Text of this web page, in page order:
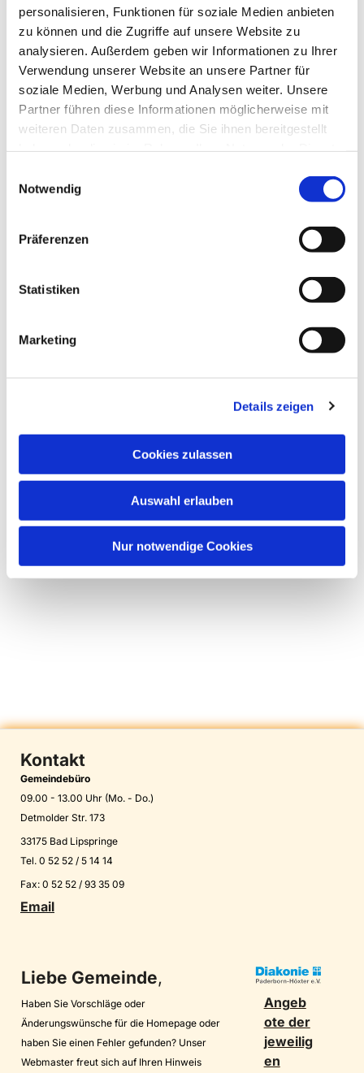
personalisieren, Funktionen für soziale Medien anbieten
zu können und die Zugriffe auf unsere Website zu
analysieren. Außerdem geben wir Informationen zu Ihrer
Verwendung unserer Website an unsere Partner für
soziale Medien, Werbung und Analysen weiter. Unsere
Partner führen diese Informationen möglicherweise mit
weiteren Daten zusammen, die Sie ihnen bereitgestellt
Notwendig
Präferenzen
Statistiken
Marketing
Details zeigen
Cookies zulassen
Auswahl erlauben
Nur notwendige Cookies
Kontakt
Gemeindebüro
09.00 - 13.00 Uhr (Mo. - Do.)
Detmolder Str. 173
33175 Bad Lipspringe
Tel. 0 52 52 / 5 14 14
Fax: 0 52 52 / 93 35 09
Email
Liebe Gemeinde,
Haben Sie Vorschläge oder
Änderungswünsche für die Homepage oder
haben Sie einen Fehler gefunden? Unser
Webmaster freut sich auf Ihren Hinweis
Angeb
ote der
jeweilig
en